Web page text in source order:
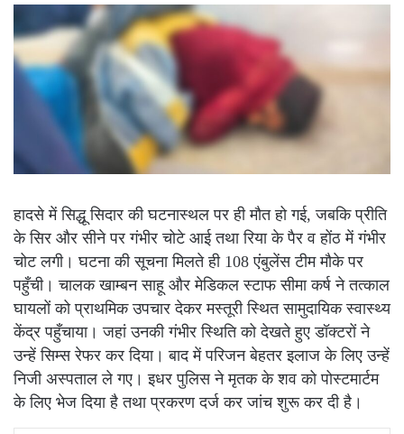
हादसे में सिद्धू सिदार की घटनास्थल पर ही मौत हो गई, जबकि प्रीति
के सिर और सीने पर गंभीर चोटे आई तथा रिया के पैर व होंठ में गंभीर
चोट लगी। घटना की सूचना मिलते ही 108 एंबुलेंस टीम मौके पर
पहुँची। चालक खाम्बन साहू और मेडिकल स्टाफ सीमा कर्ष ने तत्काल
घायलों को प्राथमिक उपचार देकर मस्तूरी स्थित सामुदायिक स्वास्थ्य
केंद्र पहुँचाया। जहां उनकी गंभीर स्थिति को देखते हुए डॉक्टरों ने
उन्हें सिम्स रेफर कर दिया। बाद में परिजन बेहतर इलाज के लिए उन्हें
निजी अस्पताल ले गए। इधर पुलिस ने मृतक के शव को पोस्टमार्टम
के लिए भेज दिया है तथा प्रकरण दर्ज कर जांच शुरू कर दी है।